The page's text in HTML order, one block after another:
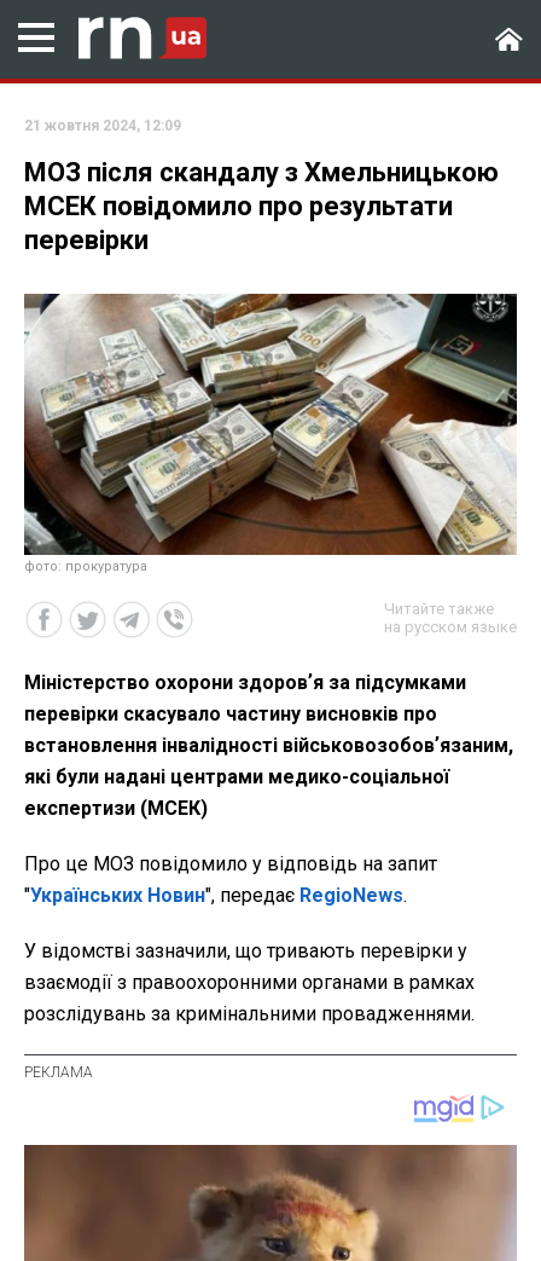
21 жовтня 2024, 12:09
МОЗ після скандалу з Хмельницькою
МСЕК повідомило про результати
перевірки
фото: прокуратура
Читайте также
на русском языке
Міністерство охорони здоровʼя за підсумками
перевірки скасувало частину висновків про
встановлення інвалідності військовозобовʼязаним,
які були надані центрами медико-соціальної
експертизи (МСЕК)
Про це МОЗ повідомило у відповідь на запит
"Українських Новин", передає RegioNews.
У відомстві зазначили, що тривають перевірки у
взаємодії з правоохоронними органами в рамках
розслідувань за кримінальними провадженнями.